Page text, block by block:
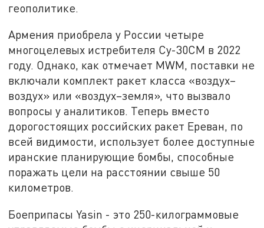
геополитике.
Армения приобрела у России четыре
многоцелевых истребителя Су-30СМ в 2022
году. Однако, как отмечает MWM, поставки не
включали комплект ракет класса «воздух–
воздух» или «воздух–земля», что вызвало
вопросы у аналитиков. Теперь вместо
дорогостоящих российских ракет Ереван, по
всей видимости, использует более доступные
иранские планирующие бомбы, способные
поражать цели на расстоянии свыше 50
километров.
Боеприпасы Yasin - это 250-килограммовые